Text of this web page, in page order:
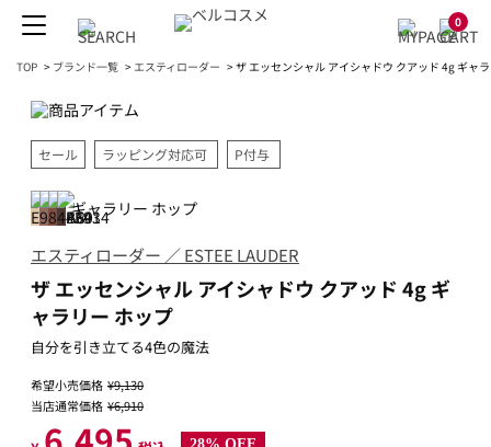
0
TOP > ブランド一覧 > エスティローダー >ザ エッセンシャル アイシャドウ クアッド 4g ギャ
セール ラッピング対応可 P付与
ギャラリー ホップ
エスティローダー ／ ESTEE LAUDER
ザ エッセンシャル アイシャドウ クアッド 4g ギ
ャラリー ホップ
自分を引き立てる4色の魔法
希望小売価格 ¥9,130
当店通常価格 ¥6,910